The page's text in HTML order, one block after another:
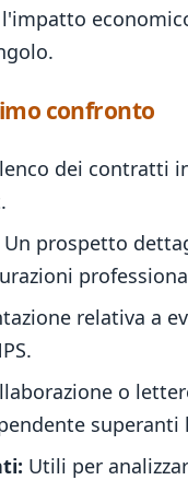
confronto
dei contratti
Un prospetto
relativa a
o
superanti
Utili per